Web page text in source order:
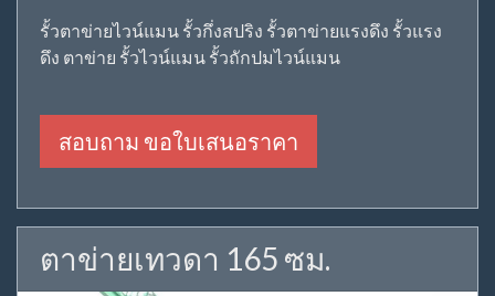
รั้วตาข่ายไวน์แมน รั้วกึ่งสปริง รั้วตาข่ายแรงดึง รั้วแรง
ดึง ตาข่าย รั้วไวน์แมน รั้วถักปมไวน์แมน
สอบถาม ขอใบเสนอราคา
ตาข่ายเทวดา 165 ซม.